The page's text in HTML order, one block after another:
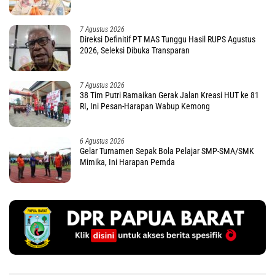
7 Agustus 2026
Direksi Definitif PT MAS Tunggu Hasil RUPS Agustus
2026, Seleksi Dibuka Transparan
7 Agustus 2026
38 Tim Putri Ramaikan Gerak Jalan Kreasi HUT ke 81
RI, Ini Pesan-Harapan Wabup Kemong
6 Agustus 2026
Gelar Turnamen Sepak Bola Pelajar SMP-SMA/SMK
Mimika, Ini Harapan Pemda